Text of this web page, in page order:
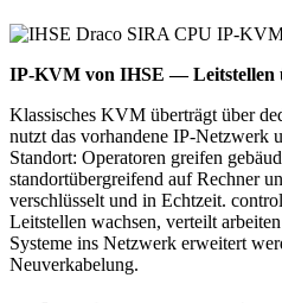
IP-KVM von IHSE — Leitstellen
Klassisches KVM überträgt über
nutzt das vorhandene IP-Netzwerk
Standort: Operatoren greifen
standortübergreifend auf Rechner
verschlüsselt und in Echtzeit.
Leitstellen wachsen, verteilt
Systeme ins Netzwerk erweitert
Neuverkabelung.